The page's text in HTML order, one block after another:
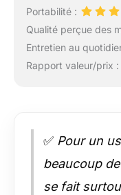
Portabilité :
Qualité perçue des
Entretien au
Rapport valeur/prix :
✅ Pour un
beaucoup
se fait